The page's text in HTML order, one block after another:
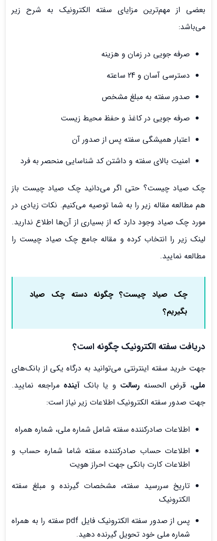
بعضی از مهم‌ترین مزایای سفته الکترونیک به شرح زیر
می‌باشد:
صرفه جویی در زمان و هزینه
دسترسی آسان و 24 ساعته
صدور سفته به مبلغ مشخص
صرفه جویی در کاغذ و حفظ محیط زیست
اعتبار همیشگی سفته پس از صدور آن
امنیت بالای سفته و داشتن کد شناسایی منحصر به فرد
چک صیاد چیست؟ حتی اگر می‌دانید چک صیاد چیست باز
هم مطالعه مقاله زیر را به شما توصیه می‌کنیم. نکات زیادی در
مورد چک صیاد وجود دارد که از بسیاری از آن‌ها اطلاع ندارید.
لینک زیر را انتخاب کرده و مقاله جامع چک صیاد چیست را
مطالعه نمایید.
چک صیاد چیست؟ چگونه دسته چک صیاد
بگیریم؟
دریافت سفته الکترونیک چگونه است؟
جهت خرید سفته اینترنتی می‌توانید به درگاه یکی از بانک‌های
ملی، قرض الحسنه رسالت و یا بانکآیندهمراجعه نمایید.
جهت صدور سفته الکترونیک اطلاعات زیر نیاز است:
اطلاعات صادرکننده سفته شامل شماره ملی، شماره همراه
اطلاعات حساب صادرکننده سفته شاما شماره حساب و
اطلاعات کارت بانکی جهت احراز هویت
تاریخ سررسید سفته، مشخصات گیرنده و مبلغ سفته
الکترونیک
پس از صدور سفته الکترونیک فایل pdf سفته را به همراه
شماره ملی خود تحویل گیرنده دهید.